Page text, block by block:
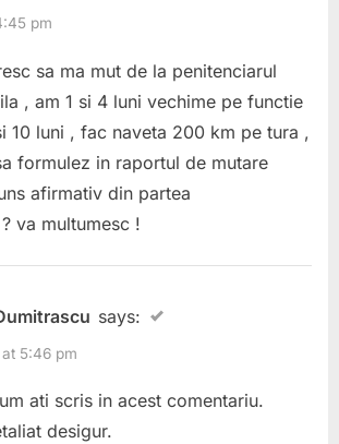
pm
sa ma mut de la penitenciarul
, am 1 si 4 luni vechime pe functie
10 luni , fac naveta 200 km pe tura ,
formulez in raportul de mutare
afirmativ din partea
va multumesc !
says:
5:46 pm
ati scris in acest comentariu.
desigur.